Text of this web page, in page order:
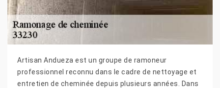
Artisan Andueza est un groupe de ramoneur
professionnel reconnu dans le cadre de nettoyage et
entretien de cheminée depuis plusieurs années. Dans